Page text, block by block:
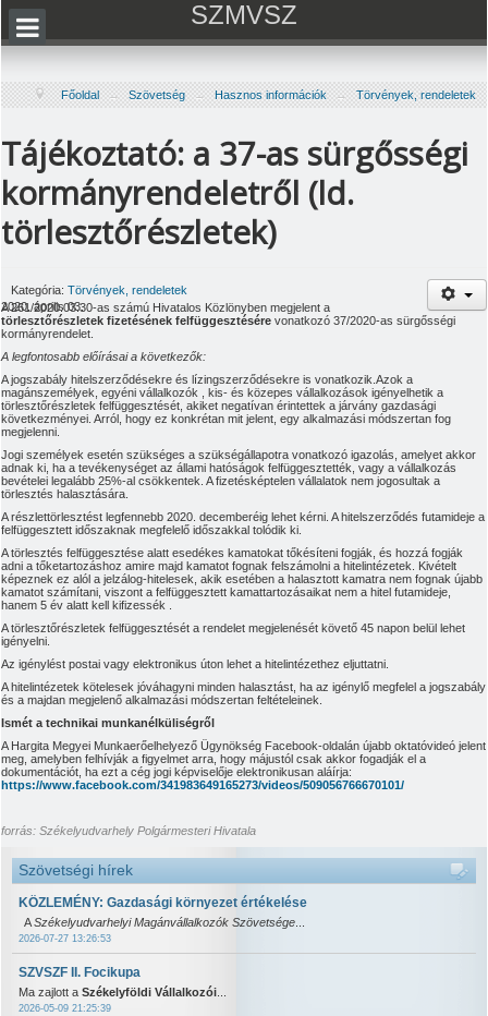
SZMVSZ
Főoldal → Szövetség → Hasznos információk → Törvények, rendeletek
Tájékoztató: a 37-as sürgősségi
kormányrendeletről (ld.
törlesztőrészletek)
Kategória: Törvények, rendeletek
2020. április 03.
A 261/2020.03.30-as számú Hivatalos Közlönyben megjelent a
törlesztőrészletek fizetésének felfüggesztésére vonatkozó 37/2020-as sürgősségi
kormányrendelet.
A legfontosabb előírásai a következők:
A jogszabály hitelszerződésekre és lízingszerződésekre is vonatkozik.Azok a
magánszemélyek, egyéni vállalkozók , kis- és közepes vállalkozások igényelhetik a
törlesztőrészletek felfüggesztését, akiket negatívan érintettek a járvány gazdasági
következményei. Arról, hogy ez konkrétan mit jelent, egy alkalmazási módszertan fog
megjelenni.
Jogi személyek esetén szükséges a szükségállapotra vonatkozó igazolás, amelyet akkor
adnak ki, ha a tevékenységet az állami hatóságok felfüggesztették, vagy a vállalkozás
bevételei legalább 25%-al csökkentek. A fizetésképtelen vállalatok nem jogosultak a
törlesztés halasztására.
A részlettörlesztést legfennebb 2020. decemberéig lehet kérni. A hitelszerződés futamideje a
felfüggesztett időszaknak megfelelő időszakkal tolódik ki.
A törlesztés felfüggesztése alatt esedékes kamatokat tőkésíteni fogják, és hozzá fogják
adni a tőketartozáshoz amire majd kamatot fognak felszámolni a hitelintézetek. Kivételt
képeznek ez alól a jelzálog-hitelesek, akik esetében a halasztott kamatra nem fognak újabb
kamatot számítani, viszont a felfüggesztett kamattartozásaikat nem a hitel futamideje,
hanem 5 év alatt kell kifizessék .
A törlesztőrészletek felfüggesztését a rendelet megjelenését követő 45 napon belül lehet
igényelni.
Az igénylést postai vagy elektronikus úton lehet a hitelintézethez eljuttatni.
A hitelintézetek kötelesek jóváhagyni minden halasztást, ha az igénylő megfelel a jogszabály
és a majdan megjelenő alkalmazási módszertan feltételeinek.
Ismét a technikai munkanélküliségről
A Hargita Megyei Munkaerőelhelyező Ügynökség Facebook-oldalán újabb oktatóvideó jelent
meg, amelyben felhívják a figyelmet arra, hogy májustól csak akkor fogadják el a
dokumentációt, ha ezt a cég jogi képviselője elektronikusan aláírja:
https://www.facebook.com/341983649165273/videos/509056766670101/
forrás: Székelyudvarhely Polgármesteri Hivatala
Szövetségi hírek
KÖZLEMÉNY: Gazdasági környezet értékelése
ASzékelyudvarhelyi Magánvállalkozók Szövetsége
2026-07-27 13:26:53
SZVSZF II. Focikupa
Ma zajlott a Székelyföldi Vállalkozói
2026-05-09 21:25:39